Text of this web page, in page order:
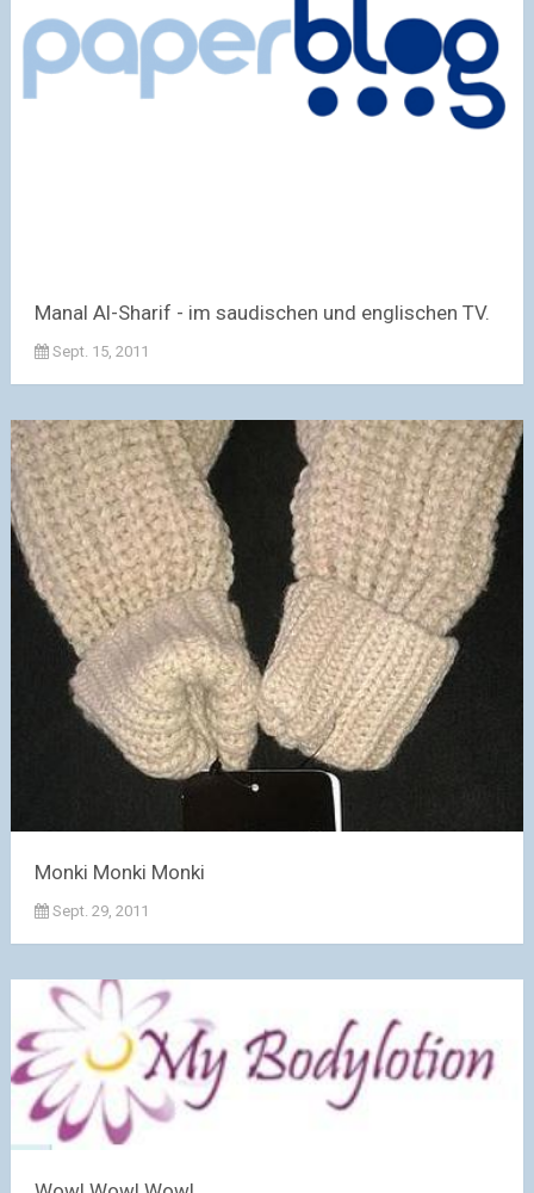
Manal Al-Sharif - im saudischen und englischen TV.
Sept. 15, 2011
Monki Monki Monki
Sept. 29, 2011